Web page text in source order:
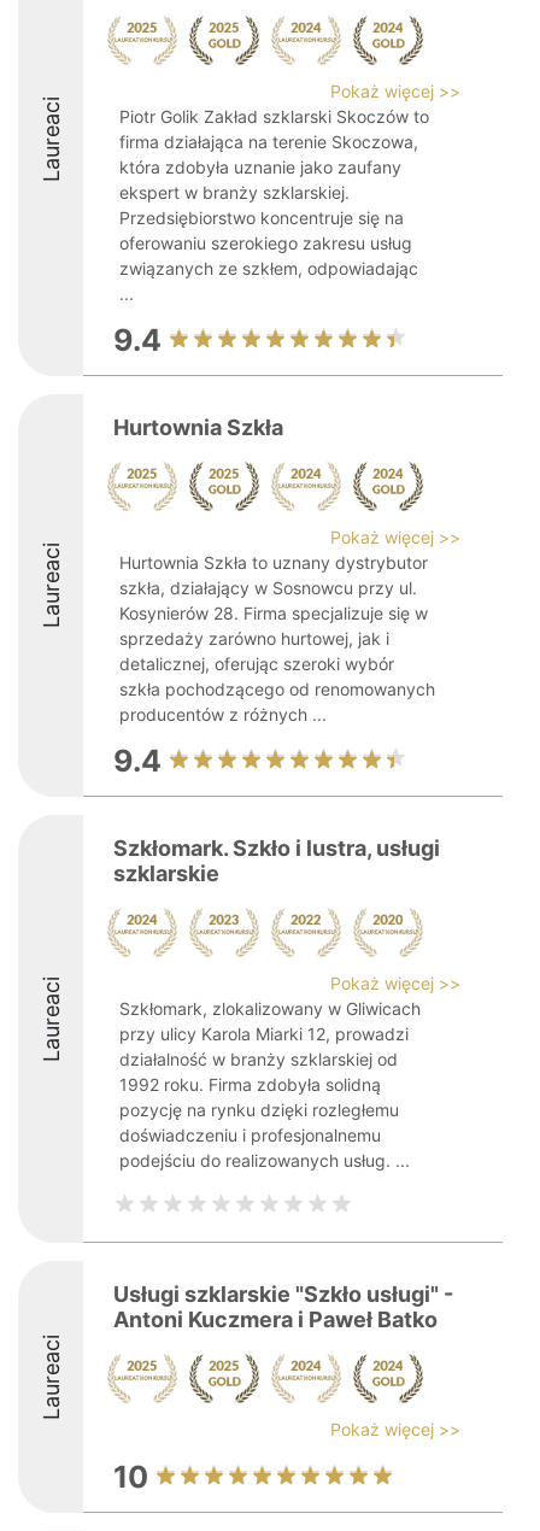
Laureaci
Pokaż więcej >>
Piotr Golik Zakład szklarski Skoczów to
firma działająca na terenie Skoczowa,
która zdobyła uznanie jako zaufany
ekspert w branży szklarskiej.
Przedsiębiorstwo koncentruje się na
oferowaniu szerokiego zakresu usług
związanych ze szkłem, odpowiadając
...
9.4
Laureaci
Hurtownia Szkła
Pokaż więcej >>
Hurtownia Szkła to uznany dystrybutor
szkła, działający w Sosnowcu przy ul.
Kosynierów 28. Firma specjalizuje się w
sprzedaży zarówno hurtowej, jak i
detalicznej, oferując szeroki wybór
szkła pochodzącego od renomowanych
producentów z różnych ...
9.4
Laureaci
Szkłomark. Szkło i lustra, usługi
szklarskie
Pokaż więcej >>
Szkłomark, zlokalizowany w Gliwicach
przy ulicy Karola Miarki 12, prowadzi
działalność w branży szklarskiej od
1992 roku. Firma zdobyła solidną
pozycję na rynku dzięki rozległemu
doświadczeniu i profesjonalnemu
podejściu do realizowanych usług. ...
Laureaci
Usługi szklarskie "Szkło usługi" -
Antoni Kuczmera i Paweł Batko
Pokaż więcej >>
10